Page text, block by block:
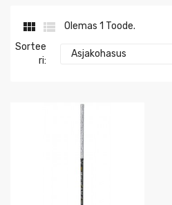
 
Olemas 1 Toode.
Sortee
Ri:
Asjakohasus